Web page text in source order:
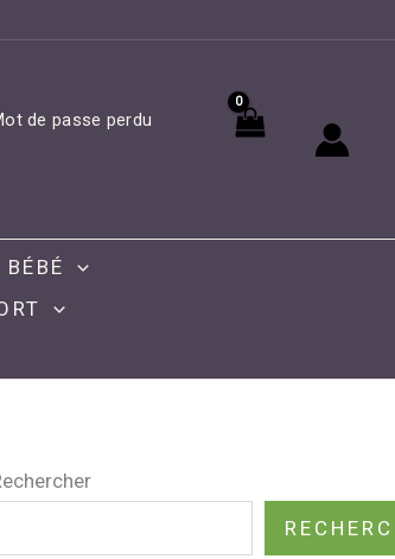
de passe perdu
BÉBÉ